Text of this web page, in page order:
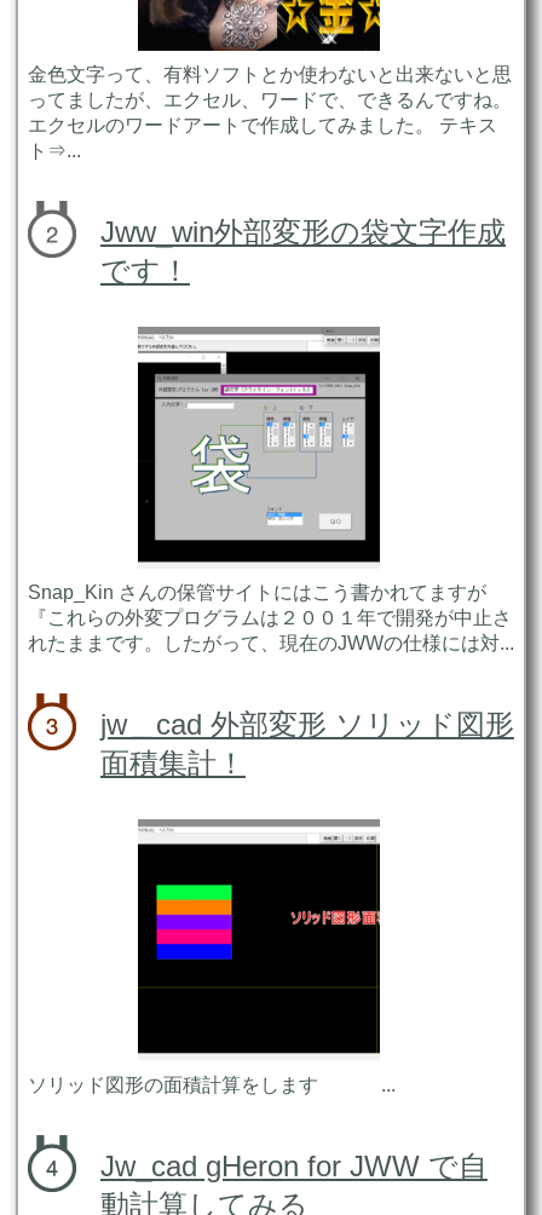
金色文字って、有料ソフトとか使わないと出来ないと思
ってましたが、エクセル、ワードで、できるんですね。
エクセルのワードアートで作成してみました。 テキス
ト⇒...
Jww_win外部変形の袋文字作成
です！
Snap_Kin さんの保管サイトにはこう書かれてますが
『これらの外変プログラムは２００１年で開発が中止さ
れたままです。したがって、現在のJWWの仕様には対...
jw＿cad 外部変形 ソリッド図形
面積集計！
ソリッド図形の面積計算をします ...
Jw_cad gHeron for JWW で自
動計算してみる